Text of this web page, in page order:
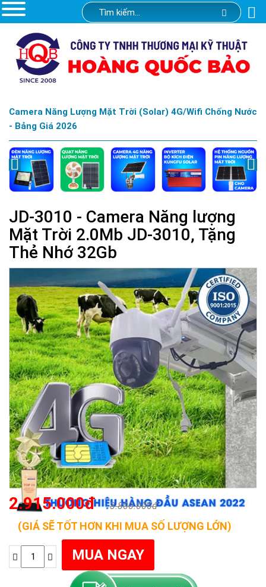
Camera Năng Lượng Mặt Trời (Solar) 4G/Wifi Chống Nước
- Bảng Giá 2026
JD-3010 - Camera Năng lượng
Mặt Trời 2.0Mb JD-3010, Tặng
Thẻ Nhớ 32Gb
2.915.000đ 3.800.000đ
(GIÁ SẼ TỐT HƠN KHI MUA SỐ LƯỢNG LỚN)